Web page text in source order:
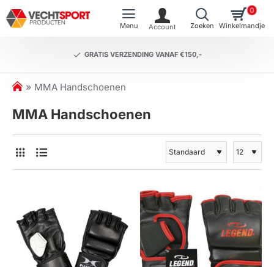
GRATIS VERZENDING VANAF €150,-
0
h
m
MMA Handschoenen
MMA Handschoenen